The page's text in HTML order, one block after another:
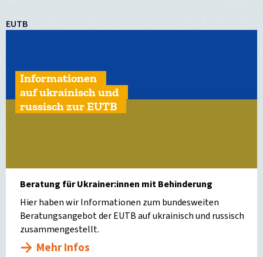
EUTB
Informationen
auf ukrainisch und
russisch zur EUTB
Beratung für Ukrainer:innen mit Behinderung
Hier haben wir Informationen zum bundesweiten
Beratungsangebot der EUTB auf ukrainisch und russisch
zusammengestellt.
Mehr Infos